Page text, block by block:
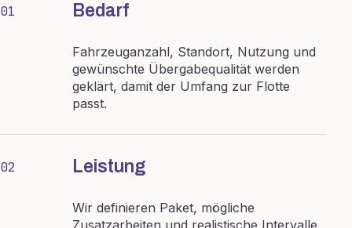
01 Bedarf
Fahrzeuganzahl, Standort, Nutzung und
gewünschte Übergabequalität werden
geklärt, damit der Umfang zur Flotte
passt.
02 Leistung
Wir definieren Paket, mögliche
Zusatzarbeiten und realistische Intervalle,